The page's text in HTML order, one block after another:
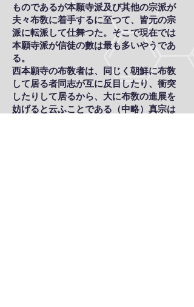
ものであるが本願寺派及び其他の宗派が
夫々布敎に着手するに至つて、皆元の宗
派に転派して仕舞つた。そこで現在では
本願寺派が信徒の數は最も多いやうであ
る。
西本願寺の布敎者は、同じく朝鮮に布敎
して居る者同志が互に反目したり、衝突
したりして居るから、大に布敎の進展を
妨げると云ふことである（中略）真宗は